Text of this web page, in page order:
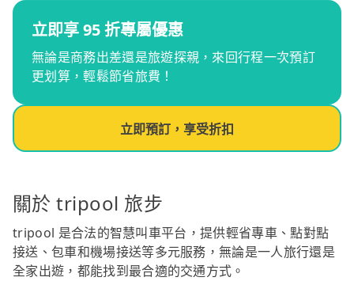
立即享 95 折專屬優惠
無論是商務出差還是旅遊探親，來回行程一次預訂
更划算，輕鬆節省旅費！
立即預訂，享受折扣
關於 tripool 旅步
tripool 是合法的智慧叫車平台，提供輕省專車、點對點
接送、包車和機場接送等多元服務，無論是一人旅行還是
全家出遊，都能找到最合適的交通方式。